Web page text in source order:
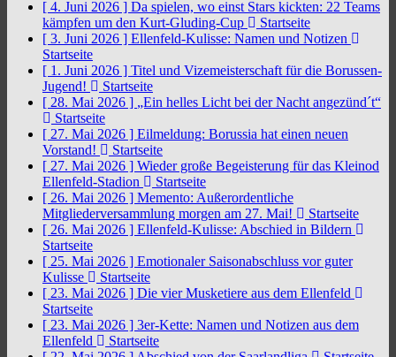
[ 4. Juni 2026 ] Da spielen, wo einst Stars kickten: 22 Teams
kämpfen um den Kurt-Gluding-Cup
Startseite
[ 3. Juni 2026 ] Ellenfeld-Kulisse: Namen und Notizen
Startseite
[ 1. Juni 2026 ] Titel und Vizemeisterschaft für die Borussen-
Jugend!
Startseite
[ 28. Mai 2026 ] „Ein helles Licht bei der Nacht angezünd´t“
Startseite
[ 27. Mai 2026 ] Eilmeldung: Borussia hat einen neuen
Vorstand!
Startseite
[ 27. Mai 2026 ] Wieder große Begeisterung für das Kleinod
Ellenfeld-Stadion
Startseite
[ 26. Mai 2026 ] Memento: Außerordentliche
Mitgliederversammlung morgen am 27. Mai!
Startseite
[ 26. Mai 2026 ] Ellenfeld-Kulisse: Abschied in Bildern
Startseite
[ 25. Mai 2026 ] Emotionaler Saisonabschluss vor guter
Kulisse
Startseite
[ 23. Mai 2026 ] Die vier Musketiere aus dem Ellenfeld
Startseite
[ 23. Mai 2026 ] 3er-Kette: Namen und Notizen aus dem
Ellenfeld
Startseite